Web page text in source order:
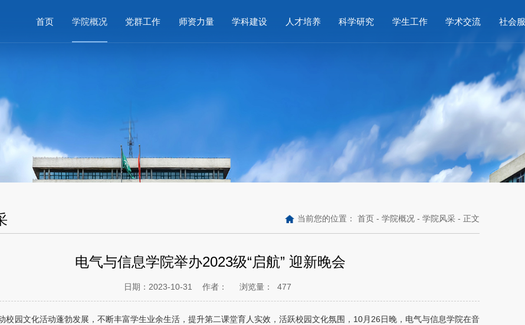
首页 学院概况 党群工作 师资力量 学科建设 人才培养 科学研究 学生工作 学术交流 社会
当前您的位置： 首页 - 学院概况 - 学院风采 - 正文
电气与信息学院举办2023级“启航” 迎新晚会
日期：2023-10-31 作者： 浏览量： 477
校园文化活动蓬勃发展，不断丰富学生业余生活，提升第二课堂育人实效，活跃校园文化氛围，10月26日晚，电气与信息学院在音